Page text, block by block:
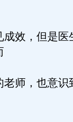
效，但是医
师，也意识